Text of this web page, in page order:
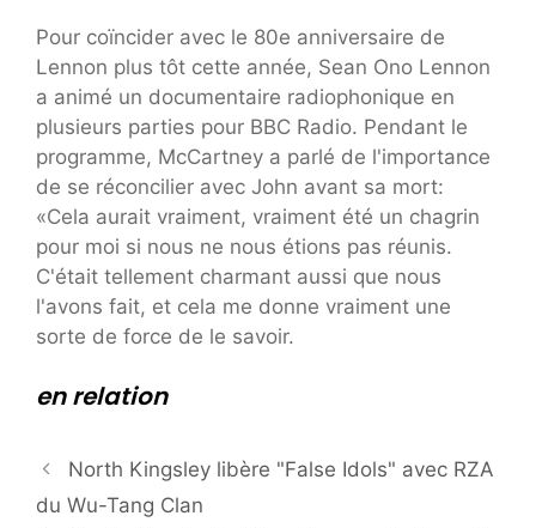
Pour coïncider avec le 80e anniversaire de
Lennon plus tôt cette année, Sean Ono Lennon
a animé un documentaire radiophonique en
plusieurs parties pour BBC Radio. Pendant le
programme, McCartney a parlé de l'importance
de se réconcilier avec John avant sa mort:
«Cela aurait vraiment, vraiment été un chagrin
pour moi si nous ne nous étions pas réunis.
C'était tellement charmant aussi que nous
l'avons fait, et cela me donne vraiment une
sorte de force de le savoir.
en relation
North Kingsley libère "False Idols" avec RZA
du Wu-Tang Clan